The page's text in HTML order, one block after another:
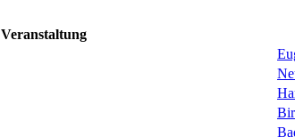
Veranstaltung